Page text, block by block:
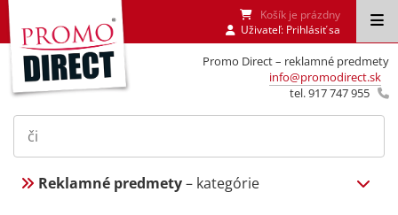
Promo Direct – reklamné predmety
info@promodirect.sk
tel. 917 747 955
Košík je prázdny
Uživateľ: Prihlásiť sa
Reklamné predmety– kategórie